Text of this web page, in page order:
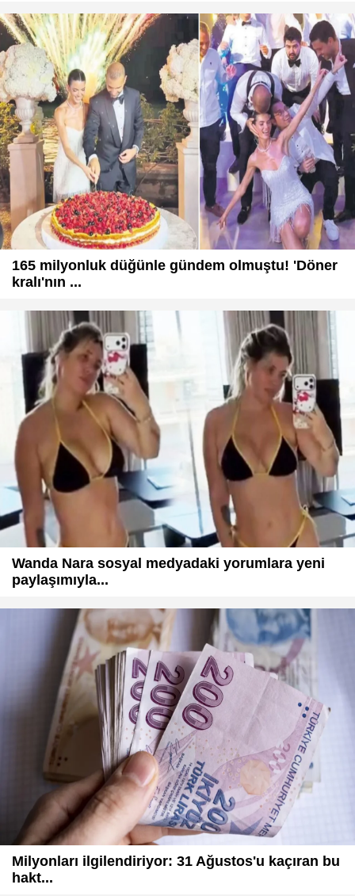
165 milyonluk düğünle gündem olmuştu! 'Döner
kralı'nın ...
Wanda Nara sosyal medyadaki yorumlara yeni
paylaşımıyla...
Milyonları ilgilendiriyor: 31 Ağustos'u kaçıran bu
hakt...